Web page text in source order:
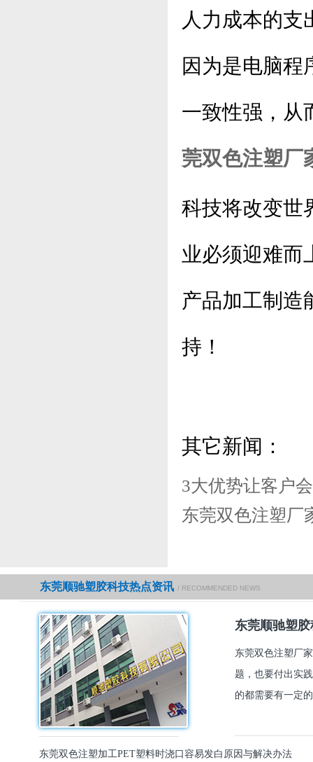
人力成本的
因为是电脑程
一致性强，从
莞双色注塑厂
科技将改变世
业必须迎难而
产品加工制造
持！
其它新闻：
3大优势让客户
东莞双色注塑厂
东莞顺驰塑胶科技热点资讯 / RECOMMENDED NEWS
东莞顺驰塑
东莞双色注塑厂
题，也要付出实
的都需要有一定
东莞双色注塑加工PET塑料时浇口容易发白原因与解决办法